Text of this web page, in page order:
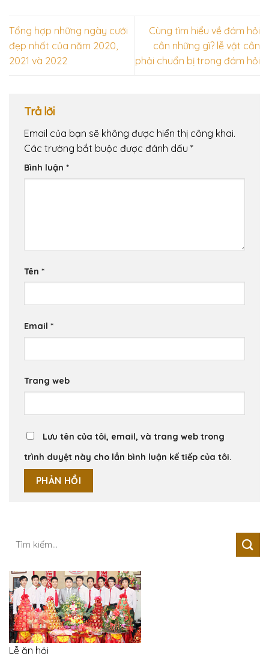
Tổng hợp những ngày cưới
đẹp nhất của năm 2020,
2021 và 2022
Cùng tìm hiểu về đám hỏi
cần những gì? lễ vật cần
phải chuẩn bị trong đám hỏi
Trả lời
Email của bạn sẽ không được hiển thị công khai.
Các trường bắt buộc được đánh dấu *
Bình luận *
Tên *
Email *
Trang web
Lưu tên của tôi, email, và trang web trong
trình duyệt này cho lần bình luận kế tiếp của tôi.
Lễ ăn hỏi